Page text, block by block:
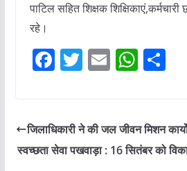
पाटिल सहित शिक्षक
रहे।
F
e
b
T
er
E
l
W
s
A
S
e
जिलाधिकारी ने की जल जीवन मिशन
स्वच्छता सेवा पखवाड़ा : 16 सितंबर को